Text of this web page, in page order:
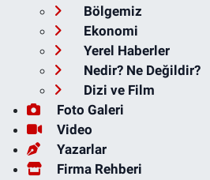
Bölgemiz
Ekonomi
Yerel Haberler
Nedir? Ne Değildir?
Dizi ve Film
Foto Galeri
Video
Yazarlar
Firma Rehberi